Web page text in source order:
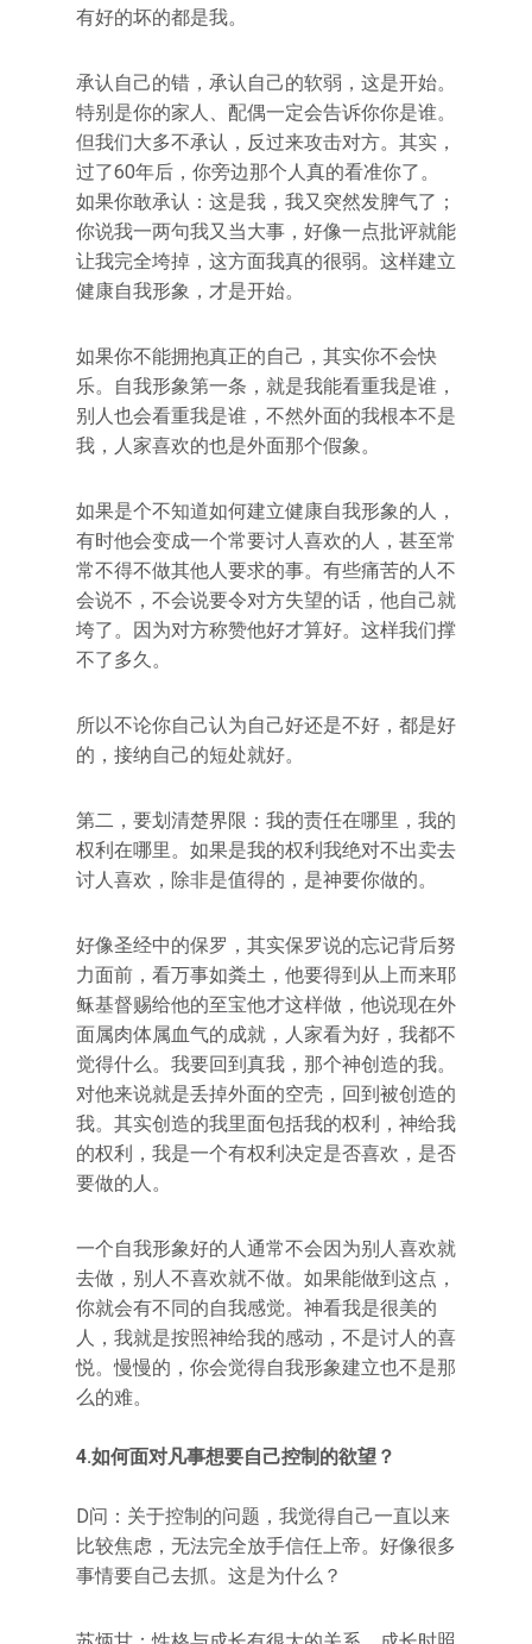
有好的坏的都是我。
承认自己的错，承认自己的软弱，这是开始。
特别是你的家人、配偶一定会告诉你你是谁。
但我们大多不承认，反过来攻击对方。其实，
过了60年后，你旁边那个人真的看准你了。
如果你敢承认：这是我，我又突然发脾气了；
你说我一两句我又当大事，好像一点批评就能
让我完全垮掉，这方面我真的很弱。这样建立
健康自我形象，才是开始。
如果你不能拥抱真正的自己，其实你不会快
乐。自我形象第一条，就是我能看重我是谁，
别人也会看重我是谁，不然外面的我根本不是
我，人家喜欢的也是外面那个假象。
如果是个不知道如何建立健康自我形象的人，
有时他会变成一个常要讨人喜欢的人，甚至常
常不得不做其他人要求的事。有些痛苦的人不
会说不，不会说要令对方失望的话，他自己就
垮了。因为对方称赞他好才算好。这样我们撑
不了多久。
所以不论你自己认为自己好还是不好，都是好
的，接纳自己的短处就好。
第二，要划清楚界限：我的责任在哪里，我的
权利在哪里。如果是我的权利我绝对不出卖去
讨人喜欢，除非是值得的，是神要你做的。
好像圣经中的保罗，其实保罗说的忘记背后努
力面前，看万事如粪土，他要得到从上而来耶
稣基督赐给他的至宝他才这样做，他说现在外
面属肉体属血气的成就，人家看为好，我都不
觉得什么。我要回到真我，那个神创造的我。
对他来说就是丢掉外面的空壳，回到被创造的
我。其实创造的我里面包括我的权利，神给我
的权利，我是一个有权利决定是否喜欢，是否
要做的人。
一个自我形象好的人通常不会因为别人喜欢就
去做，别人不喜欢就不做。如果能做到这点，
你就会有不同的自我感觉。神看我是很美的
人，我就是按照神给我的感动，不是讨人的喜
悦。慢慢的，你会觉得自我形象建立也不是那
么的难。
4.如何面对凡事想要自己控制的欲望？
D问：关于控制的问题，我觉得自己一直以来
比较焦虑，无法完全放手信任上帝。好像很多
事情要自己去抓。这是为什么？